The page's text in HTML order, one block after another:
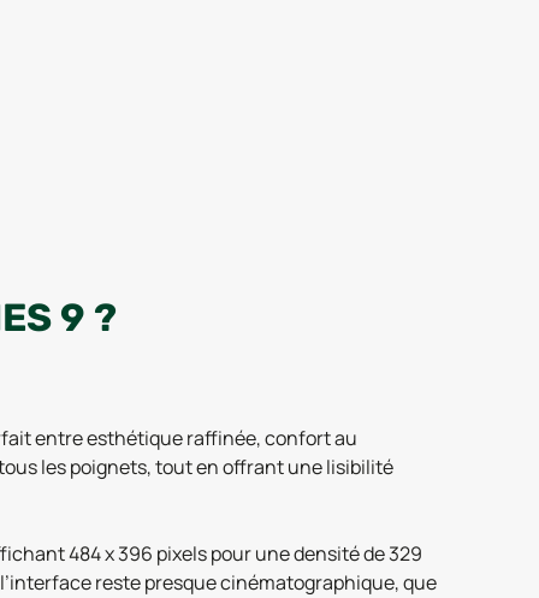
9 ?
entre esthétique raffinée, confort au
les poignets, tout en offrant une lisibilité
484 x 396 pixels pour une densité de 329
reste presque cinématographique, que